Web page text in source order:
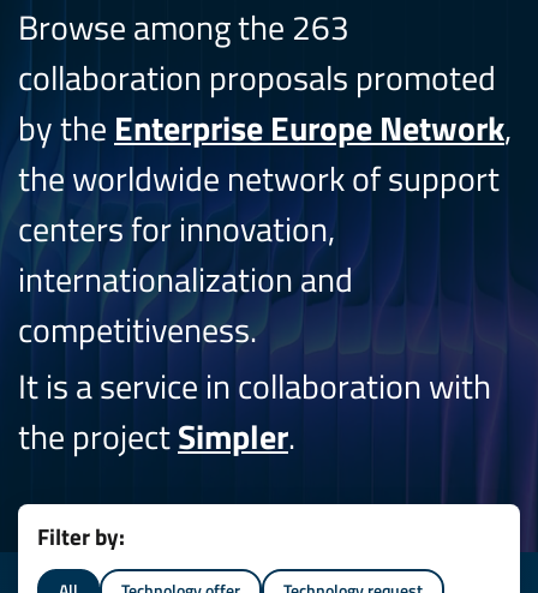
Browse among the 263
collaboration proposals promoted
by the Enterprise Europe Network,
the worldwide network of support
centers for innovation,
internationalization and
competitiveness.
It is a service in collaboration with
the projectSimpler.
Filter by: